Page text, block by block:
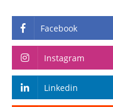
Facebook
Instagram
Linkedin